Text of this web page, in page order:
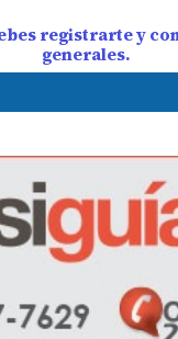
registrarte y
generales.